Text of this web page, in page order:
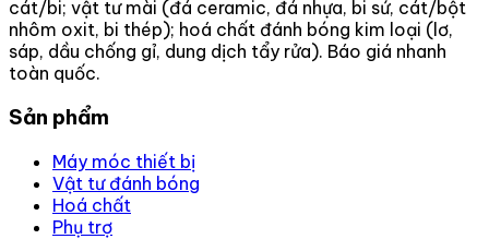
cát/bi; vật tư mài (đá ceramic, đá nhựa, bi sứ, cát/bột
nhôm oxit, bi thép); hoá chất đánh bóng kim loại (lơ,
sáp, dầu chống gỉ, dung dịch tẩy rửa). Báo giá nhanh
toàn quốc.
Sản phẩm
Máy móc thiết bị
Vật tư đánh bóng
Hoá chất
Phụ trợ